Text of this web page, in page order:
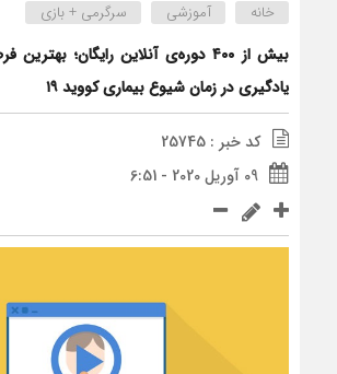
خانه آموزشی سرگرمی + بازی
بیش از ۴۰۰ دوره‌ی آنلاین رایگان؛
یادگیری در زمان شیوع بیماری کووید ۱۹
کد خبر : 25745
09 آوریل 2020 - 6:51